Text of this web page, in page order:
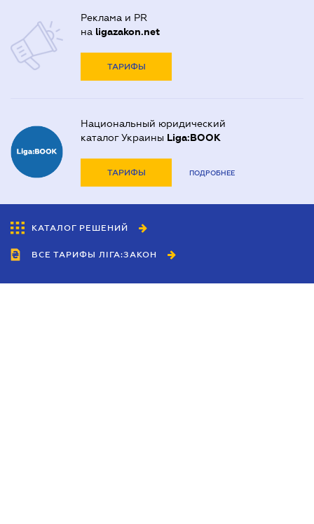
Реклама и PR
на ligazakon.net
ТАРИФЫ
Национальный юридический
каталог Украины Liga:BOOK
ТАРИФЫ ПОДРОБНЕЕ
КАТАЛОГ РЕШЕНИЙ
ВСЕ ТАРИФЫ ЛІГА:ЗАКОН